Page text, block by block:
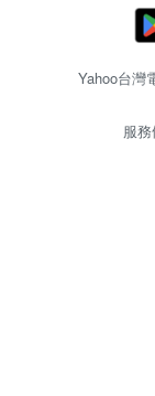
Yahoo台灣
服